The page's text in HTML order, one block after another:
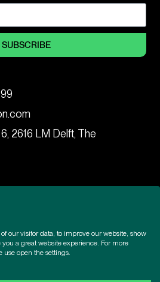
SUBSCRIBE
2616 LM Delft, The
disclosure |Ethics
reserved.
our visitor data, to improve our website, show
a great website experience. For more
use open the settings.